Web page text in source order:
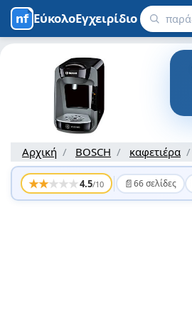
ΕύκολοΕγχειρίδιο
Αρχική BOSCH καφετιέρα
★★★★★4.5/10 📄66 σελίδες